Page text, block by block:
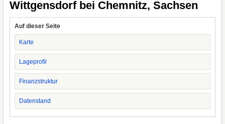
Wittgensdorf bei Chemnitz, Sachsen
Auf dieser Seite
Karte
Lageprofil
Finanzstruktur
Datenstand